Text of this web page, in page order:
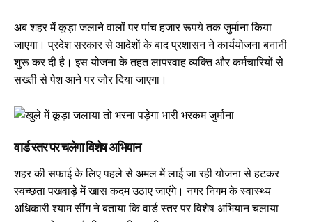
अब शहर में कूड़ा जलाने वालों पर पांच हजार रूपये तक जुर्माना किया
जाएगा। प्रदेश सरकार से आदेशों के बाद प्रशासन ने कार्ययोजना बनानी
शुरू कर दी है। इस योजना के तहत लापरवाह व्यक्ति और कर्मचारियों से
सख्ती से पेश आने पर जोर दिया जाएगा।
वार्ड स्तर पर चलेगा विशेष अभियान
शहर की सफाई के लिए पहले से अमल में लाई जा रही योजना से हटकर
स्वच्छता पखवाड़े में खास कदम उठाए जाएंगे। नगर निगम के स्वास्थ्य
अधिकारी श्याम सींग ने बताया कि वार्ड स्तर पर विशेष अभियान चलाया